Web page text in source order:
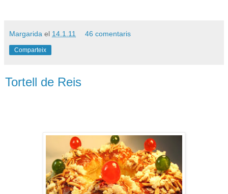
Margarida el 14.1.11 46 comentaris
Comparteix
Tortell de Reis